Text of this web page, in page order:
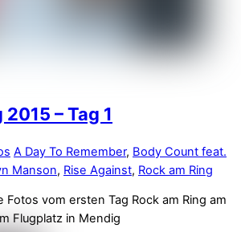
– Tag 1
A Day To Remember, Body Count feat.
Manson, Rise Against, Rock am Ring
Fotos vom ersten Tag Rock am Ring am
Flugplatz in Mendig